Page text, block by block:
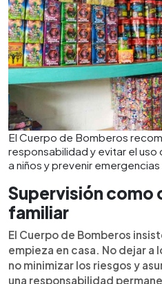
El Cuerpo de Bomberos
responsabilidad y evitar el
a niños y prevenir
Supervisión como
familiar
El Cuerpo de Bomberos
empieza en casa. No dejar a
no minimizar los riesgos y
una responsabilidad